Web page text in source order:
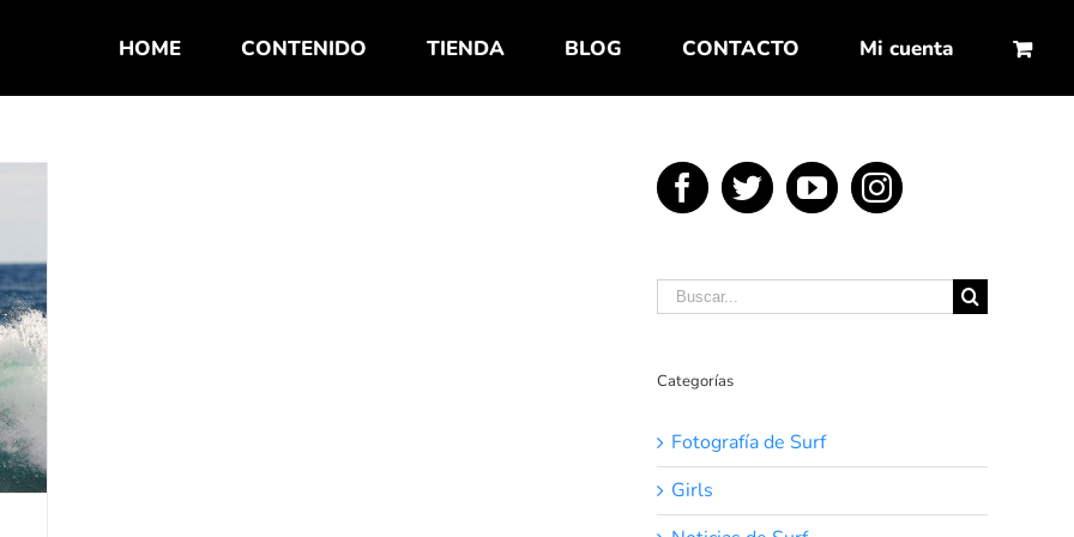
HOME CONTENIDO TIENDA BLOG CONTACTO Mi cuenta
Buscar:
Categorías
Fotografía de Surf
Girls